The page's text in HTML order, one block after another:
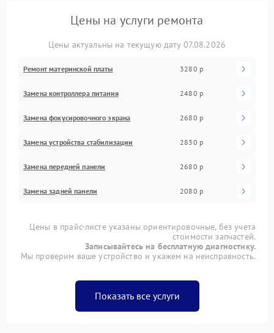
Цены на услуги ремонта
Цены актуальны на текущую дату 07.08.2026
Ремонт материнской платы 3280 р
Замена контроллера питания 2480 р
Замена фокусировочного экрана 2680 р
Замена устройства стабилизации 2830 р
Замена передней панели 2680 р
Замена задней панели 2080 р
Цены в прайс-листе указаны ориентировочные, без учета
стоимости запчастей.
Записывайтесь на бесплатную диагностику.
Мы проверим ваше устройство и укажем на неисправность.
Показать все услуги